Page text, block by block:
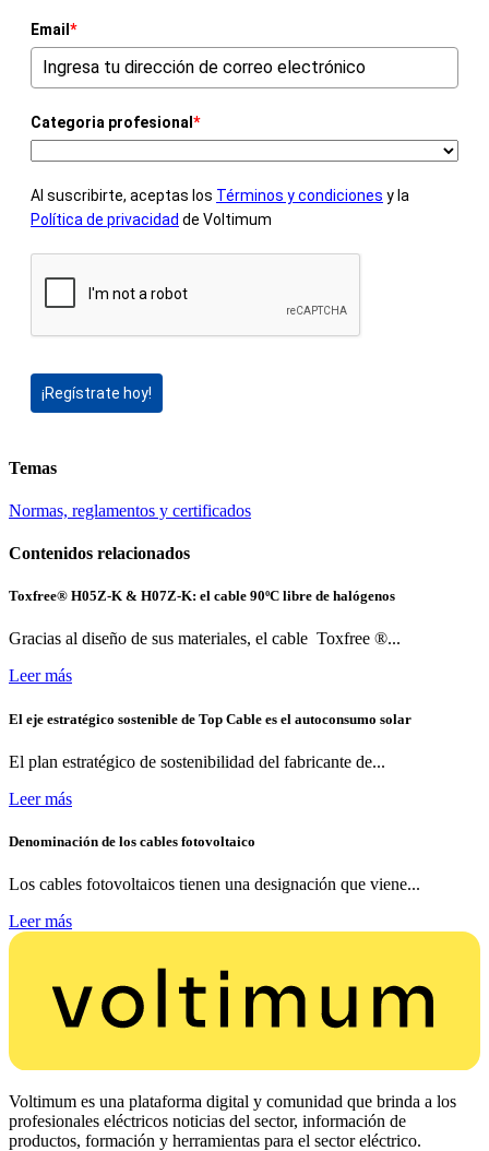
Email *
Categoria profesional *
Al suscribirte, aceptas los Términos y condiciones y la
Política de privacidad de Voltimum
¡Regístrate hoy!
Temas
Normas, reglamentos y certificados
Contenidos relacionados
Toxfree® H05Z-K & H07Z-K: el cable 90ºC libre de halógenos
Gracias al diseño de sus materiales, el cable Toxfree ®...
Leer más
El eje estratégico sostenible de Top Cable es el autoconsumo solar
El plan estratégico de sostenibilidad del fabricante de...
Leer más
Denominación de los cables fotovoltaico
Los cables fotovoltaicos tienen una designación que viene...
Leer más
Voltimum es una plataforma digital y comunidad que brinda a los
profesionales eléctricos noticias del sector, información de
productos, formación y herramientas para el sector eléctrico.